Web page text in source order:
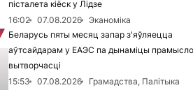
пісталета кіёск у Лідзе
16:02
07.08.2026
Эканоміка
Беларусь пяты месяц запар з'яўляецца
аўтсайдарам у ЕАЭС па дынаміцы
вытворчасці
15:53
07.08.2026
Грамадства, Палітыка